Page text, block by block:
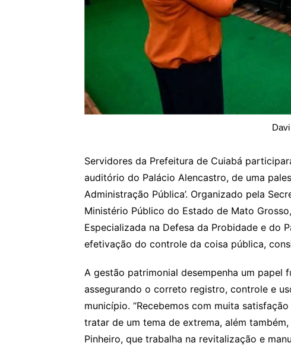
Servidores da Prefeitura de Cuiabá
auditório do Palácio Alencastro, de uma
Administração Pública’. Organizado pela
Ministério Público do Estado de Mato
Especializada na Defesa da Probidade e do
efetivação do controle da coisa pública,
A gestão patrimonial desempenha um papel
assegurando o correto registro, controle e
município. “Recebemos com muita
tratar de um tema de extrema, além
Pinheiro, que trabalha na revitalização e